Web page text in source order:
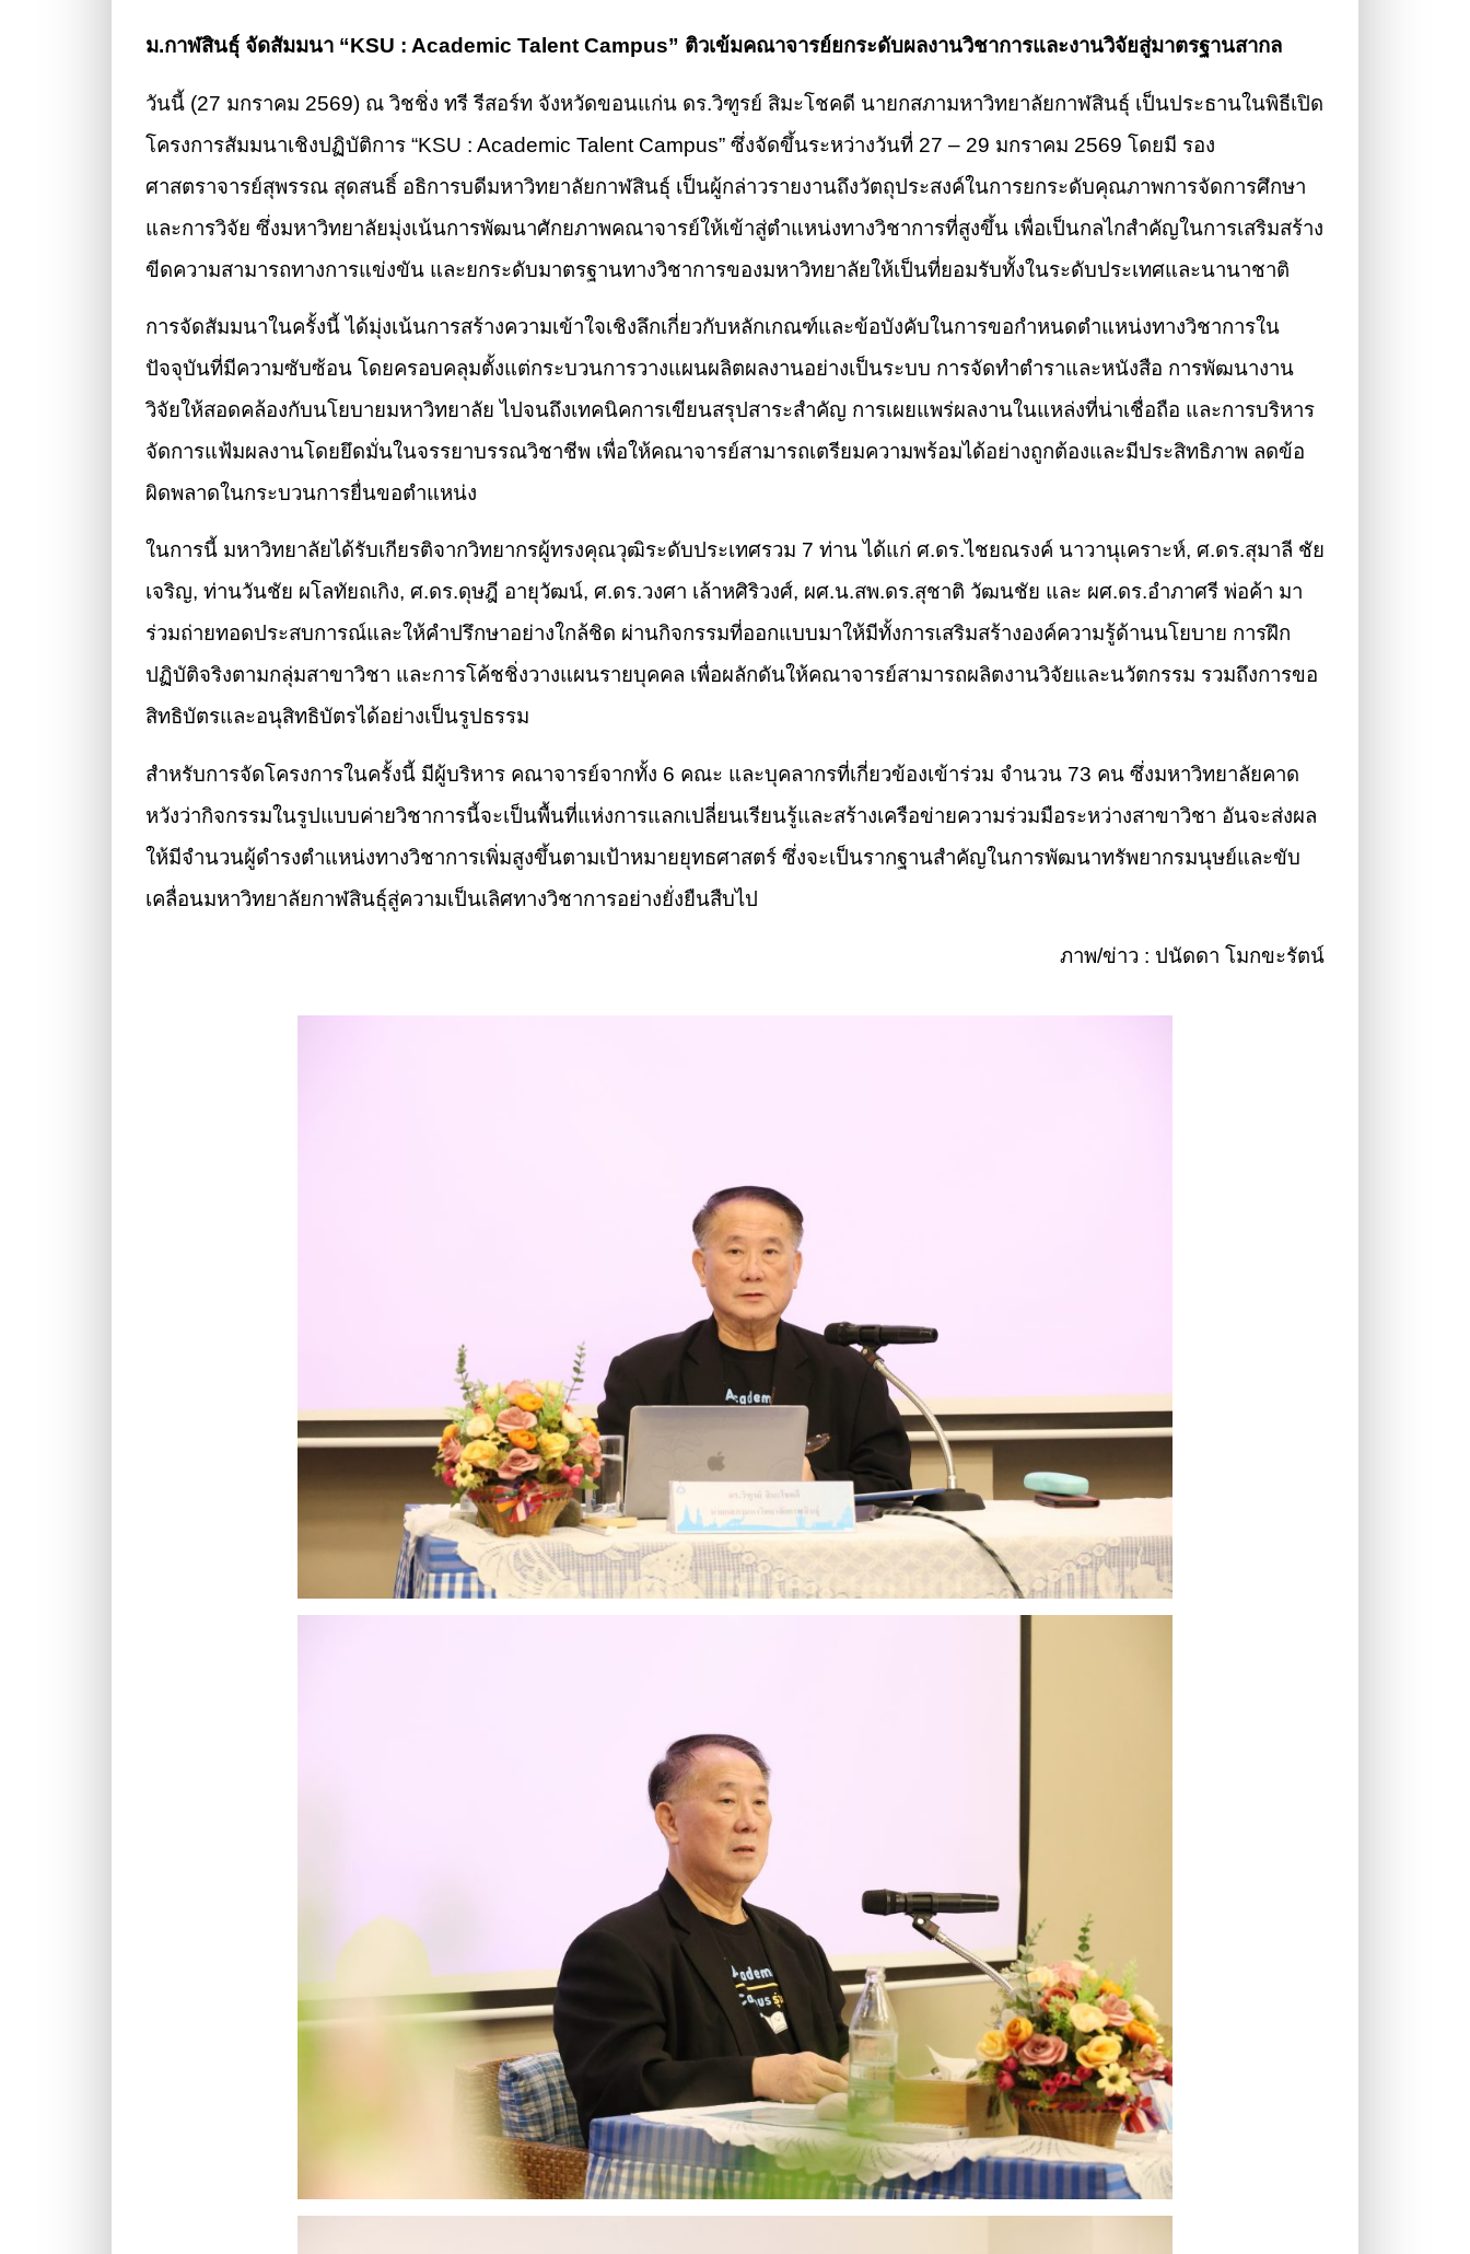
ม.กาฬสินธุ์ จัดสัมมนา “KSU : Academic Talent Campus” ติวเข้มคณาจารย์ยกระดับผลงานวิชาการและงานวิจัยสู่มาตรฐานสากล
วันนี้ (27 มกราคม 2569) ณ วิชชิ่ง ทรี รีสอร์ท จังหวัดขอนแก่น ดร.วิฑูรย์ สิมะโชคดี นายกสภามหาวิทยาลัยกาฬสินธุ์ เป็นประธานในพิธีเปิด
โครงการสัมมนาเชิงปฏิบัติการ “KSU : Academic Talent Campus” ซึ่งจัดขึ้นระหว่างวันที่ 27 – 29 มกราคม 2569 โดยมี รอง
ศาสตราจารย์สุพรรณ สุดสนธิ์ อธิการบดีมหาวิทยาลัยกาฬสินธุ์ เป็นผู้กล่าวรายงานถึงวัตถุประสงค์ในการยกระดับคุณภาพการจัดการศึกษา
และการวิจัย ซึ่งมหาวิทยาลัยมุ่งเน้นการพัฒนาศักยภาพคณาจารย์ให้เข้าสู่ตำแหน่งทางวิชาการที่สูงขึ้น เพื่อเป็นกลไกสำคัญในการเสริมสร้าง
ขีดความสามารถทางการแข่งขัน และยกระดับมาตรฐานทางวิชาการของมหาวิทยาลัยให้เป็นที่ยอมรับทั้งในระดับประเทศและนานาชาติ
การจัดสัมมนาในครั้งนี้ ได้มุ่งเน้นการสร้างความเข้าใจเชิงลึกเกี่ยวกับหลักเกณฑ์และข้อบังคับในการขอกำหนดตำแหน่งทางวิชาการใน
ปัจจุบันที่มีความซับซ้อน โดยครอบคลุมตั้งแต่กระบวนการวางแผนผลิตผลงานอย่างเป็นระบบ การจัดทำตำราและหนังสือ การพัฒนางาน
วิจัยให้สอดคล้องกับนโยบายมหาวิทยาลัย ไปจนถึงเทคนิคการเขียนสรุปสาระสำคัญ การเผยแพร่ผลงานในแหล่งที่น่าเชื่อถือ และการบริหาร
จัดการแฟ้มผลงานโดยยึดมั่นในจรรยาบรรณวิชาชีพ เพื่อให้คณาจารย์สามารถเตรียมความพร้อมได้อย่างถูกต้องและมีประสิทธิภาพ ลดข้อ
ผิดพลาดในกระบวนการยื่นขอตำแหน่ง
ในการนี้ มหาวิทยาลัยได้รับเกียรติจากวิทยากรผู้ทรงคุณวุฒิระดับประเทศรวม 7 ท่าน ได้แก่ ศ.ดร.ไชยณรงค์ นาวานุเคราะห์, ศ.ดร.สุมาลี ชัย
เจริญ, ท่านวันชัย ผโลทัยถเกิง, ศ.ดร.ดุษฎี อายุวัฒน์, ศ.ดร.วงศา เล้าหศิริวงศ์, ผศ.น.สพ.ดร.สุชาติ วัฒนชัย และ ผศ.ดร.อำภาศรี พ่อค้า มา
ร่วมถ่ายทอดประสบการณ์และให้คำปรึกษาอย่างใกล้ชิด ผ่านกิจกรรมที่ออกแบบมาให้มีทั้งการเสริมสร้างองค์ความรู้ด้านนโยบาย การฝึก
ปฏิบัติจริงตามกลุ่มสาขาวิชา และการโค้ชชิ่งวางแผนรายบุคคล เพื่อผลักดันให้คณาจารย์สามารถผลิตงานวิจัยและนวัตกรรม รวมถึงการขอ
สิทธิบัตรและอนุสิทธิบัตรได้อย่างเป็นรูปธรรม
สำหรับการจัดโครงการในครั้งนี้ มีผู้บริหาร คณาจารย์จากทั้ง 6 คณะ และบุคลากรที่เกี่ยวข้องเข้าร่วม จำนวน 73 คน ซึ่งมหาวิทยาลัยคาด
หวังว่ากิจกรรมในรูปแบบค่ายวิชาการนี้จะเป็นพื้นที่แห่งการแลกเปลี่ยนเรียนรู้และสร้างเครือข่ายความร่วมมือระหว่างสาขาวิชา อันจะส่งผล
ให้มีจำนวนผู้ดำรงตำแหน่งทางวิชาการเพิ่มสูงขึ้นตามเป้าหมายยุทธศาสตร์ ซึ่งจะเป็นรากฐานสำคัญในการพัฒนาทรัพยากรมนุษย์และขับ
เคลื่อนมหาวิทยาลัยกาฬสินธุ์สู่ความเป็นเลิศทางวิชาการอย่างยั่งยืนสืบไป
ภาพ/ข่าว : ปนัดดา โมกขะรัตน์